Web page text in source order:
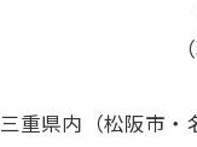
三重県内（松阪市・